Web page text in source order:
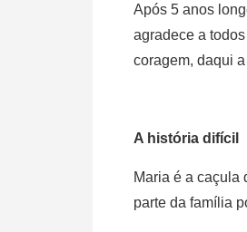
Após 5 anos
agradece a
coragem, daqui
A história difícil
Maria é a caçula
parte da família